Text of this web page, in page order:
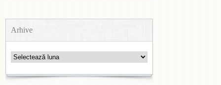
Arhive
Arhive